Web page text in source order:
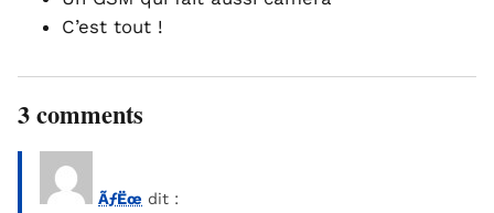
C’est tout !
3 comments
ÃƒËœ dit :